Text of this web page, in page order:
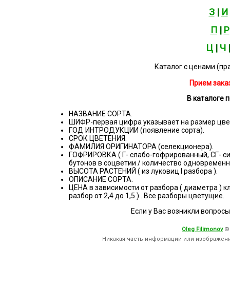
З| И
П| Р
Ц | Ч
Каталог с ценами
Прием
В каталоге
НАЗВАНИЕ СОРТА.
ШИФР-первая цифра указывает на размер
ГОД ИНТРОДУКЦИИ (появление сорта).
СРОК ЦВЕТЕНИЯ.
ФАМИЛИЯ ОРИГИНАТОРА (селекционера).
ГОФРИРОВКА ( Г- слабо-гофрированный, СГ-
бутонов в соцветии / количество
ВЫСОТА РАСТЕНИЙ ( из луковиц I разбора ).
ОПИСАНИЕ СОРТА.
ЦЕНА в зависимости от разбора ( диаметра )
разбор от 2,4 до 1,5 ) . Все разборы цветущие.
Если у Вас возникли
Oleg Filimonov ©
Никакая часть информации или